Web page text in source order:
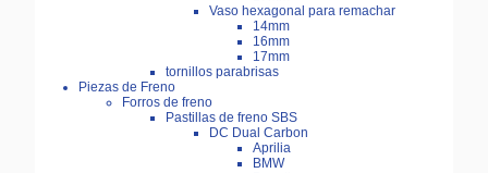
Vaso hexagonal para remachar
14mm
16mm
17mm
tornillos parabrisas
Piezas de Freno
Forros de freno
Pastillas de freno SBS
DC Dual Carbon
Aprilia
BMW